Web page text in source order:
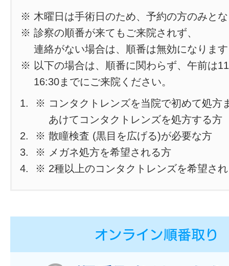
※ 木曜日は手術日のため、予約の方のみと
※ 診察の順番が来てもご来院されず、
連絡がない場合は、順番は無効になりま
※ 以下の場合は、順番に関わらず、午前は
16:30までにご来院ください。
※ コンタクトレンズを当院で初めて処方
あけてコンタクトレンズを処方する方
※ 散瞳検査 (黒目を広げる)が必要な方
※ メガネ処方を希望される方
※ 2種以上のコンタクトレンズを希望さ